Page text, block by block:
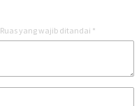
Ruas yang wajib ditandai *